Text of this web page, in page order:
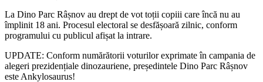
La Dino Parc Râșnov au drept de vot toții copiii care încă nu au
împlinit 18 ani. Procesul electoral se desfășoară zilnic, conform
programului cu publicul afișat la intrare.
UPDATE: Conform numărătorii voturilor exprimate în campania de
alegeri prezidențiale dinozauriene, președintele Dino Parc Râșnov
este Ankylosaurus!